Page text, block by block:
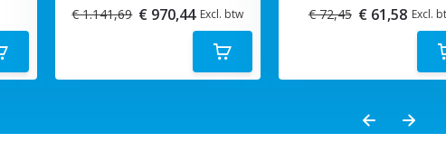
€ 1.141,69 € 970,44 Excl. btw
€ 72,45 € 61,58 Excl.